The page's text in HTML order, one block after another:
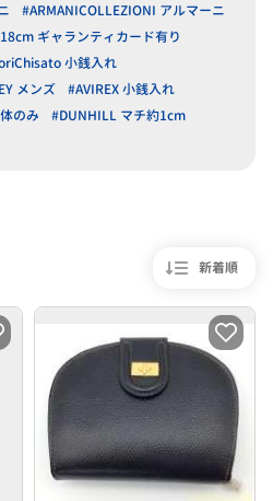
#ARMANICOLLEZIONI アルマーニ
ギャランティカード有り
小銭入れ
メンズ
#AVIREX 小銭入れ
のみ
#DUNHILL マチ約1cm
新着順